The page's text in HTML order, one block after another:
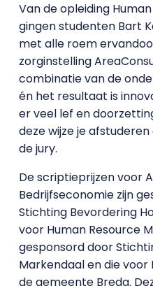
Van de opleiding
gingen studenten Bart
met alle roem
zorginstelling
combinatie van de
én het resultaat is
er veel lef en
deze wijze je
de jury.
De scriptieprijzen voor
Bedrijfseconomie zijn
Stichting Bevordering
voor Human Resource
gesponsord door
Markendaal en die voor
de gemeente Breda.